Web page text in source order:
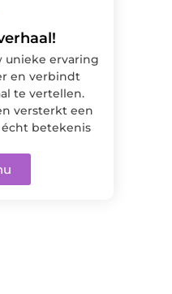
unieke ervaring
en verbindt
te vertellen.
versterkt een
betekenis